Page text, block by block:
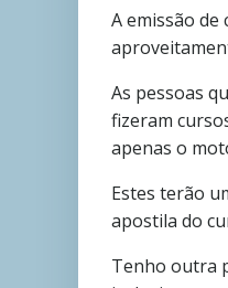
A emissão
As pessoas
fizeram
apenas o
Estes terão
apostila do
Tenho outra